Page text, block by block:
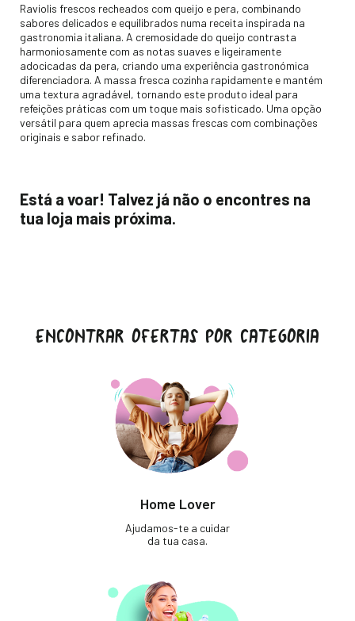
Descripción
Raviolis frescos recheados com queijo e pera, combinando
sabores delicados e equilibrados numa receita inspirada na
gastronomia italiana. A cremosidade do queijo contrasta
harmoniosamente com as notas suaves e ligeiramente
adocicadas da pera, criando uma experiência gastronómica
diferenciadora. A massa fresca cozinha rapidamente e mantém
uma textura agradável, tornando este produto ideal para
refeições práticas com um toque mais sofisticado. Uma opção
versátil para quem aprecia massas frescas com combinações
originais e sabor refinado.
Está a voar! Talvez já não o encontres na
tua loja mais próxima.
ENCONTRAR OFERTAS POR CATEGORIA
Home Lover
Ajudamos-te a cuidar
da tua casa.